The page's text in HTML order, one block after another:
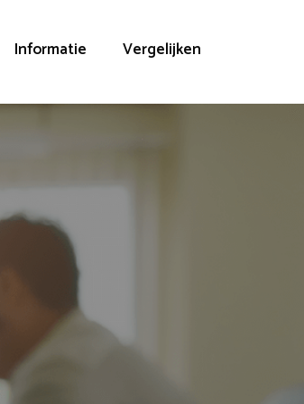
Informatie Vergelijken